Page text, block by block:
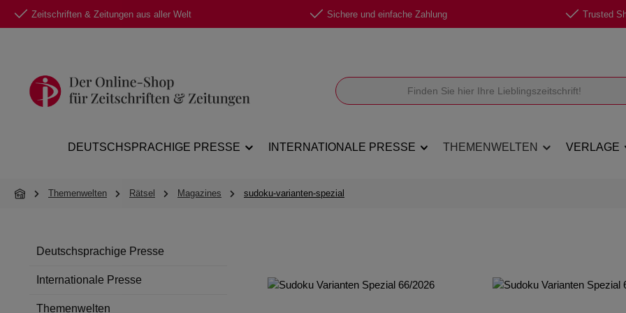
Hauptinhalt springen
Zur Suche springen
Zur Hauptnavigation springen
Zeitschriften & Zeitungen aus aller Welt Sichere und einfache Zahlung Trusted
DEUTSCHSPRACHIGE PRESSE INTERNATIONALE PRESSE THEMENWELTEN VERLAGE
Themenwelten Rätsel Magazines sudoku-varianten-spezial
Deutschsprachige Presse
Internationale Presse
Themenwelten